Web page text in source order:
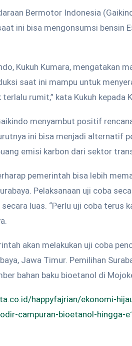
Bermotor Indonesia
ini bisa mengonsumsi bensin
Kukuh Kumara, mengatakan
saat ini mampu untuk
rumit,” kata Kukuh kepada
menyambut positif
ini bisa menjadi alternatif
emisi karbon dari sektor
pemerintah bisa lebih
Pelaksanaan uji coba
luas. “Perlu uji coba terus
akan melakukan uji coba
Jawa Timur. Pemilihan
bahan baku bioetanol di
happyfajrian/ekonomi-
campuran-bioetanol-hingga-